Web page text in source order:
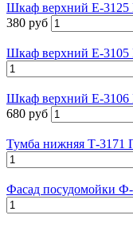
Шкаф верхний Е-3125
380 руб
Шкаф верхний Е-3105
Шкаф верхний Е-3106
680 руб
Тумба нижняя Т-3171
Фасад посудомойки